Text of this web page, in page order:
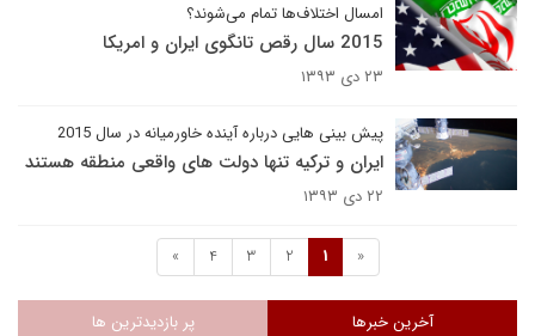
امسال اختلاف‌ها تمام می‌شوند؟
2015 سال رقص تانگوی ایران و امریکا
۲۳ دی ۱۳۹۳
پیش بینی هایی درباره آینده خاورمیانه در سال 2015
ایران و ترکیه تنها دولت های واقعی منطقه هستند
۲۲ دی ۱۳۹۳
«
1
2
3
4
»
آخرین خبرها پر بازدیدترین ها